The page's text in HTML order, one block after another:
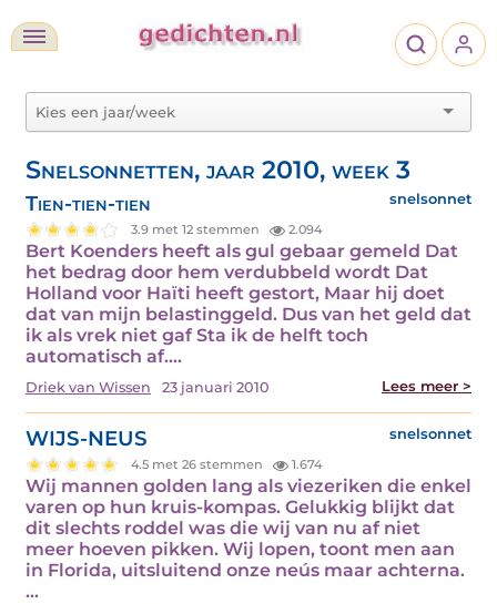
Snelsonnetten, jaar 2010, week 3
Tien-tien-tien snelsonnet
3.9 met 12 stemmen 2.094
Bert Koenders heeft als gul gebaar gemeld Dat
het bedrag door hem verdubbeld wordt Dat
Holland voor Haïti heeft gestort, Maar hij doet
dat van mijn belastinggeld. Dus van het geld dat
ik als vrek niet gaf Sta ik de helft toch
automatisch af.…
Driek van Wissen 23 januari 2010 Lees meer >
WIJS-NEUS snelsonnet
4.5 met 26 stemmen 1.674
Wij mannen golden lang als viezeriken die enkel
varen op hun kruis-kompas. Gelukkig blijkt dat
dit slechts roddel was die wij van nu af niet
meer hoeven pikken. Wij lopen, toont men aan
in Florida, uitsluitend onze neús maar achterna.
…